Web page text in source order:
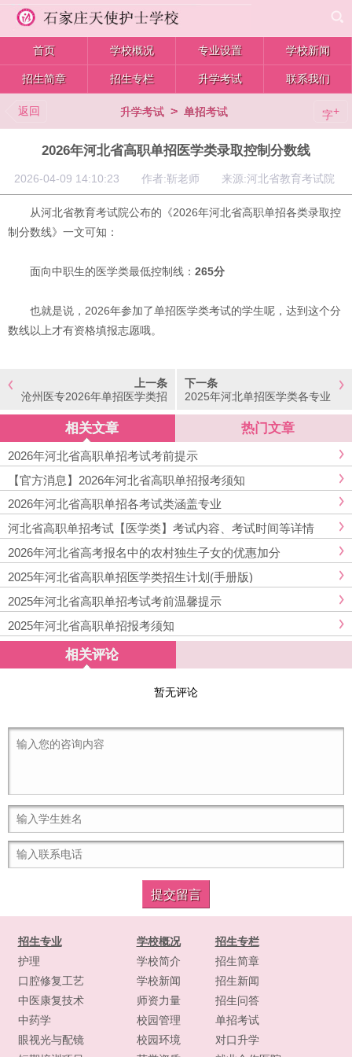
首页 学校概况 专业设置 学校新闻
招生简章 招生专栏 升学考试 联系我们
返回 升学考试 > 单招考试 字+
2026年河北省高职单招医学类录取控制分数线
2026-04-09 14:10:23 作者:靳老师 来源:河北省教育考试院
从河北省教育考试院公布的《2026年河北省高职单招各类录取控
制分数线》一文可知：
面向中职生的医学类最低控制线： 265分
也就是说，2026年参加了单招医学类考试的学生呢，达到这个分
数线以上才有资格填报志愿哦。
上一条
沧州医专2026年单招医学类招
下一条
2025年河北单招医学类各专业
相关文章 热门文章
2026年河北省高职单招考试考前提示
【官方消息】2026年河北省高职单招报考须知
2026年河北省高职单招各考试类涵盖专业
河北省高职单招考试【医学类】考试内容、考试时间等详情
2026年河北省高考报名中的农村独生子女的优惠加分
2025年河北省高职单招医学类招生计划(手册版)
2025年河北省高职单招考试考前温馨提示
2025年河北省高职单招报考须知
相关评论
暂无评论
招生专业
护理
口腔修复工艺
中医康复技术
中药学
眼视光与配镜
学校概况
学校简介
学校新闻
师资力量
校园管理
校园环境
招生专栏
招生简章
招生新闻
招生问答
单招考试
对口升学